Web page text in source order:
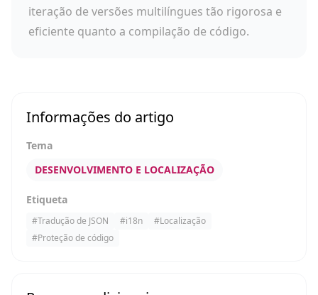
iteração de versões multilíngues tão rigorosa e
eficiente quanto a compilação de código.
Informações do artigo
Tema
DESENVOLVIMENTO E LOCALIZAÇÃO
Etiqueta
#Tradução de JSON #i18n #Localização
#Proteção de código